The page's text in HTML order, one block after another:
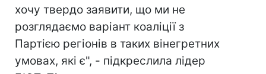
хочу твердо заявити, що ми не
розглядаємо варіант коаліції з
Партією регіонів в таких вінегретних
умовах, які є", - підкреслила лідер